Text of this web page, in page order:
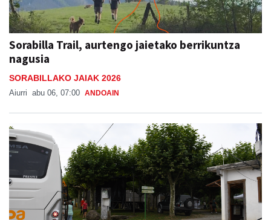
Sorabilla Trail, aurtengo jaietako berrikuntza
nagusia
SORABILLAKO JAIAK 2026
Aiurri abu 06, 07:00 ANDOAIN